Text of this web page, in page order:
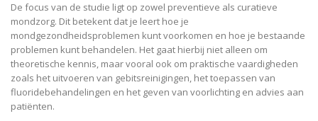
De focus van de studie ligt op zowel preventieve als curatieve
mondzorg. Dit betekent dat je leert hoe je
mondgezondheidsproblemen kunt voorkomen en hoe je bestaande
problemen kunt behandelen. Het gaat hierbij niet alleen om
theoretische kennis, maar vooral ook om praktische vaardigheden
zoals het uitvoeren van gebitsreinigingen, het toepassen van
fluoridebehandelingen en het geven van voorlichting en advies aan
patiënten.